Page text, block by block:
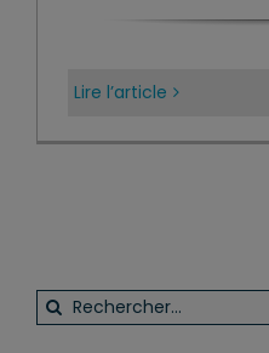
Lire l’article
Rechercher: